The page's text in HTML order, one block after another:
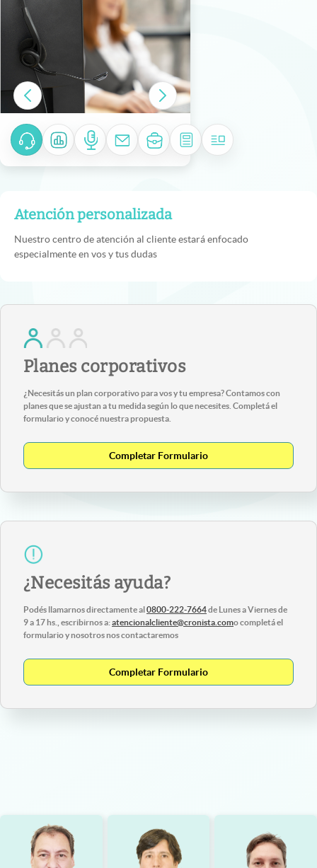
Atención personalizada
Nuestro centro de atención al cliente estará enfocado
especialmente en vos y tus dudas
Planes corporativos
¿Necesitás un plan corporativo para vos y tu empresa? Contamos con
planes que se ajustan a tu medida según lo que necesites. Completá el
formulario y conocé nuestra propuesta.
Completar Formulario
¿Necesitás ayuda?
Podés llamarnos directamente al 0800-222-7664de Lunes a Viernes de
9 a 17 hs., escribirnos a:atencionalcliente@cronista.como completá el
formulario y nosotros nos contactaremos
Completar Formulario